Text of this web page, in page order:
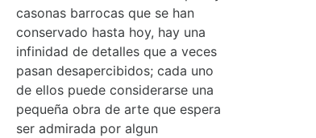
casonas barrocas que se han
conservado hasta hoy, hay una
infinidad de detalles que a veces
pasan desapercibidos; cada uno
de ellos puede considerarse una
pequeña obra de arte que espera
ser admirada por algun